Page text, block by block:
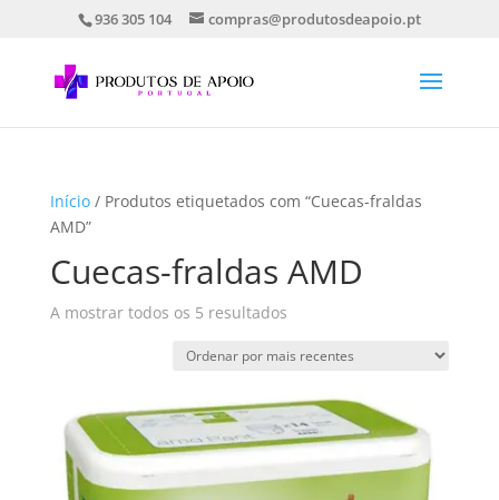
936 305 104 compras@produtosdeapoio.pt
Início/ Produtos etiquetados com “Cuecas-fraldas
AMD”
Cuecas-fraldas AMD
A mostrar todos os 5 resultadosOrdenado
mais